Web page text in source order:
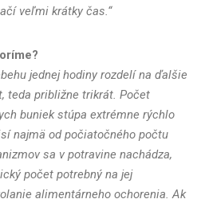
veľmi krátky čas.“
jednej hodiny rozdelí na ďalšie
teda približne trikrát. Počet
buniek stúpa extrémne rýchlo
najmä od počiatočného počtu
sa v potravine nachádza,
počet potrebný na jej
alimentárneho ochorenia. Ak